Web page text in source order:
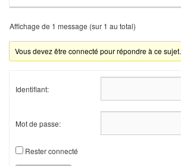
Affichage de 1 message (sur 1 au total)
Vous devez être connecté pour répondre à ce sujet.
Identifiant:
Mot de passe:
Rester connecté